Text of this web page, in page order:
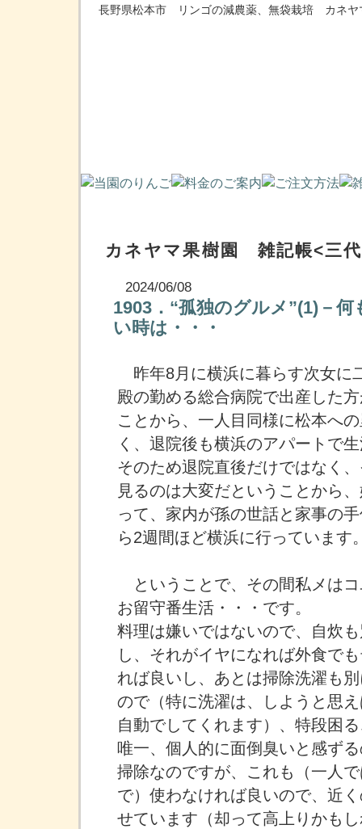
長野県松本市 リンゴの減農薬、無袋栽培 カネヤ
カネヤマ果樹園 雑記帳<三
2024/06/08
1903．“孤独のグルメ”(1)－
い時は・・・
昨年8月に横浜に暮らす次女に
殿の勤める総合病院で出産した
ことから、一人目同様に松本へ
く、退院後も横浜のアパートで
そのため退院直後だけではなく
見るのは大変だということから
って、家内が孫の世話と家事の
ら2週間ほど横浜に行っています
ということで、その間私メは
お留守番生活・・・です。
料理は嫌いではないので、自炊
し、それがイヤになれば外食で
れば良いし、あとは掃除洗濯も
ので（特に洗濯は、しようと思
自動でしてくれます）、特段困
唯一、個人的に面倒臭いと感ず
掃除なのですが、これも（一人
で）使わなければ良いので、近
せています（却って高上りかも